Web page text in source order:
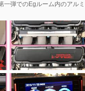
弾でのEgルーム内のアルミ